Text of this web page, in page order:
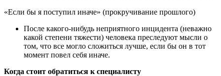
«Если бы я поступил иначе» (прокручивание прошлого)
После какого-нибудь неприятного инцидента (неважно
какой степени тяжести) человека преследуют мысли о
том, что все могло сложиться лучше, если бы он в тот
момент повел себя иначе.
Когда стоит обратиться к специалисту